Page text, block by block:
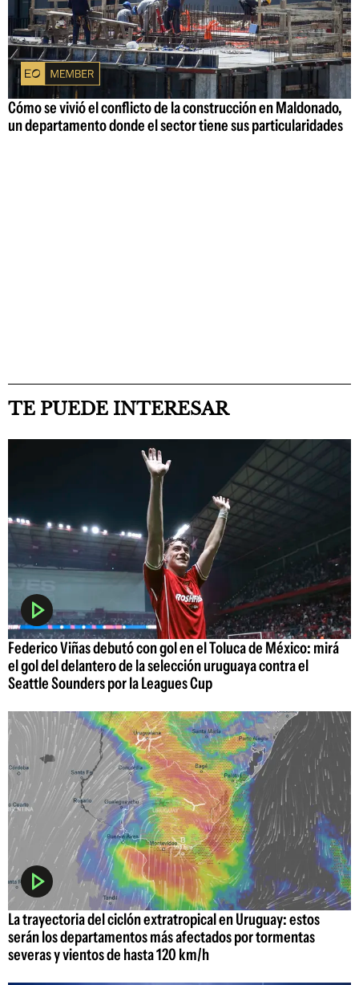
Cómo se vivió el conflicto de la construcción en Maldonado,
un departamento donde el sector tiene sus particularidades
TE PUEDE INTERESAR
Federico Viñas debutó con gol en el Toluca de México: mirá
el gol del delantero de la selección uruguaya contra el
Seattle Sounders por la Leagues Cup
La trayectoria del ciclón extratropical en Uruguay: estos
serán los departamentos más afectados por tormentas
severas y vientos de hasta 120 km/h